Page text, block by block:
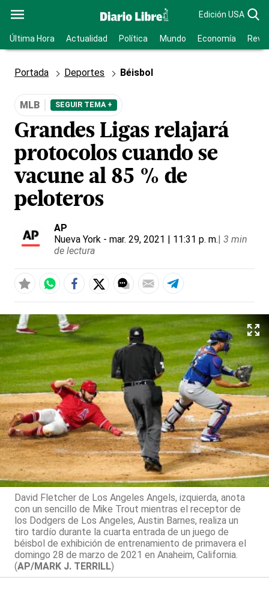
Edición USA
Última Hora Actualidad Política Mundo Economía
Portada Deportes Béisbol
MLB SEGUIR TEMA +
Grandes Ligas relajará
protocolos cuando se
vacune al 85 % de
peloteros
AP
Nueva York - mar. 29, 2021 | 11:31 p. m.| 3 min
de lectura
David Fletcher de Los Angeles Angels, izquierda, anota
con un sencillo de Mike Trout mientras el receptor de
los Dodgers de Los Angeles, Austin Barnes, realiza un
tiro tardío durante la cuarta entrada de un juego de
béisbol de exhibición de entrenamiento de primavera el
domingo 28 de marzo de 2021 en Anaheim, California.
(AP/MARK J. TERRILL)